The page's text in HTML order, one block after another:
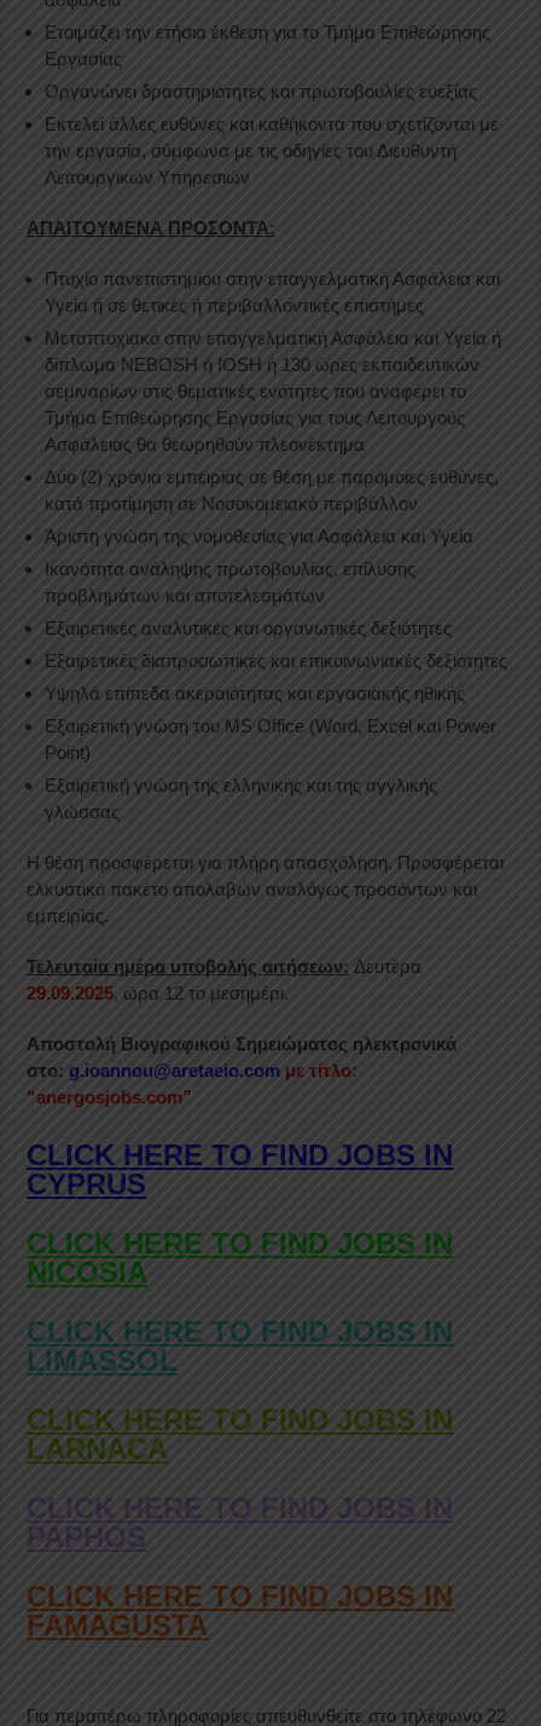
Ετοιμάζει την ετήσια έκθεση για το Τμήμα Επιθεώρησης
Εργασίας
Οργανώνει δραστηριότητες και πρωτοβουλίες ευεξίας
Εκτελεί άλλες ευθύνες και καθήκοντα που σχετίζονται με
την εργασία, σύμφωνα με τις οδηγίες του Διευθυντή
Λειτουργικών Υπηρεσιών
ΑΠΑΙΤΟΥΜΕΝΑ ΠΡΟΣΟΝΤΑ:
Πτυχίο πανεπιστημίου στην επαγγελματική Ασφάλεια και
Υγεία ή σε θετικές ή περιβαλλοντικές επιστήμες
Μεταπτυχιακό στην επαγγελματική Ασφάλεια και Υγεία ή
δίπλωμα NEBOSH ή IOSH ή 130 ώρες εκπαιδευτικών
σεμιναρίων στις θεματικές ενότητες που αναφέρει το
Τμήμα Επιθεώρησης Εργασίας για τους Λειτουργούς
Ασφάλειας θα θεωρηθούν πλεονέκτημα
Δύο (2) χρόνια εμπειρίας σε θέση με παρόμοιες ευθύνες,
κατά προτίμηση σε Νοσοκομειακό περιβάλλον
Άριστη γνώση της νομοθεσίας για Ασφάλεια και Υγεία
Ικανότητα ανάληψης πρωτοβουλίας, επίλυσης
προβλημάτων και αποτελεσμάτων
Εξαιρετικές αναλυτικές και οργανωτικές δεξιότητες
Εξαιρετικές διαπροσωπικές και επικοινωνιακές δεξιότητες
Υψηλά επίπεδα ακεραιότητας και εργασιακής ηθικής
Εξαιρετική γνώση του MS Office (Word, Excel και Power
Point)
Εξαιρετική γνώση της ελληνικής και της αγγλικής
γλώσσας
Η θέση προσφέρεται για πλήρη απασχόληση. Προσφέρεται
ελκυστικό πακέτο απολαβών αναλόγως προσόντων και
εμπειρίας.
Τελευταία ημέρα υποβολής αιτήσεων: Δευτέρα
29.09.2025, ώρα 12 το μεσημέρι.
Αποστολή Βιογραφικού Σημειώματος ηλεκτρονικά
στο: g.ioannou@aretaeio.com με τίτλο:
“anergosjobs.com”
CLICK HERE TO FIND JOBS IN
CYPRUS
CLICK HERE TO FIND JOBS IN
NICOSIA
CLICK HERE TO FIND JOBS IN
LIMASSOL
CLICK HERE TO FIND JOBS IN
LARNACA
CLICK HERE TO FIND JOBS IN
PAPHOS
CLICK HERE TO FIND JOBS IN
FAMAGUSTA
Για περαιτέρω πληροφορίες απευθυνθείτε στο τηλέφωνο 22